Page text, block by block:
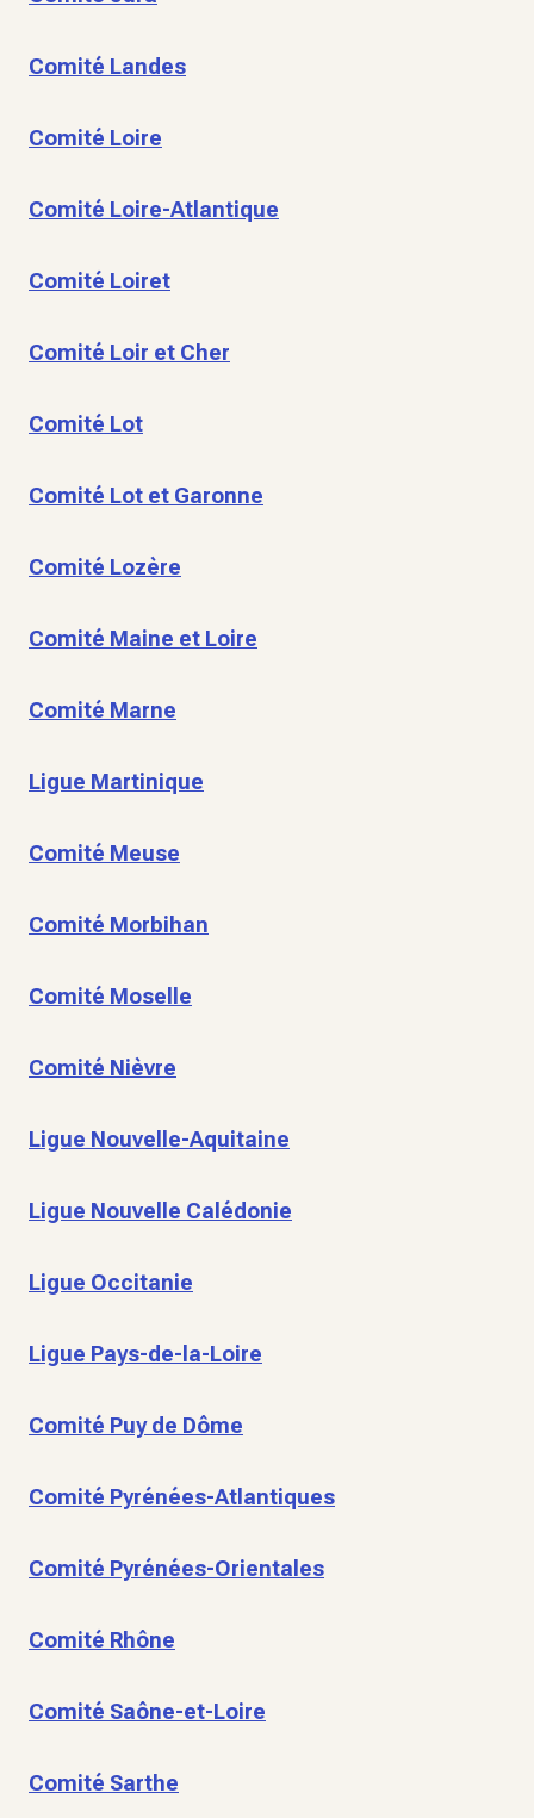
Comité Landes
Comité Loire
Comité Loire-Atlantique
Comité Loiret
Comité Loir et Cher
Comité Lot
Comité Lot et Garonne
Comité Lozère
Comité Maine et Loire
Comité Marne
Ligue Martinique
Comité Meuse
Comité Morbihan
Comité Moselle
Comité Nièvre
Ligue Nouvelle-Aquitaine
Ligue Nouvelle Calédonie
Ligue Occitanie
Ligue Pays-de-la-Loire
Comité Puy de Dôme
Comité Pyrénées-Atlantiques
Comité Pyrénées-Orientales
Comité Rhône
Comité Saône-et-Loire
Comité Sarthe